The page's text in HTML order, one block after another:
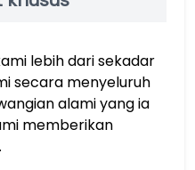
lebih dari sekadar
secara menyeluruh
alami yang ia
memberikan